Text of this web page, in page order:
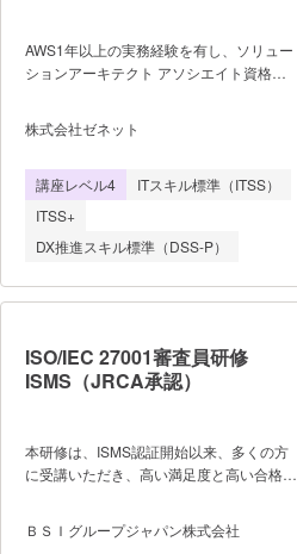
OSINT活用・Log4jなどの事例演
習 OSINT・可視化ツール篇（4〜
URLScanなどのOSINTツール活用 ・
（MISP / OpenCTI） ・K
AWS1年以上の実務経験を有し、ソリュー
ションアーキテクト アソシエイト資格を
スです。 ソリューションアーキテクト
プロフェッショナル資格の対策とともに、
る力を養う実践的な学習内容を提供しま
す。 700問以上のオリジナル問題を解
把握と知識の定着を図り、確実に実力を身
務に即したシナリオベースの演習を通じ
化・セキュリティ・運用性といった設計観
点を体系的に習得します。 資格を保有
するコーチが、学習の進捗管理や学習方法
株式会社ゼネット
講座レベル4
ITスキル標準（ITSS）
ITSS+
DX推進スキル標準（DSS-P）
ISO/IEC 27001審査員研修
ISMS（JRCA承認）
本研修は、ISMS認証開始以来、多くの方
に受講いただき、高い満足度と高い合格率
義、ロールプレイ演習、グループワーク、
及びクラスディスカッションなどのアクセ
ＢＳＩグループジャパン株式会社